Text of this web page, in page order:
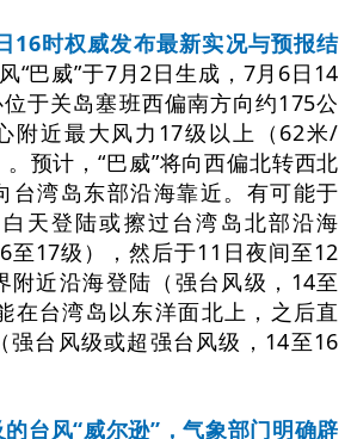
16时权威发布最新实况与预报结
“巴威”于7月2日生成，7月6日14
位于关岛塞班西偏南方向约175公
附近最大风力17级以上（62米/
预计，“巴威”将向西偏北转西北
台湾岛东部沿海靠近。有可能于
天登陆或擦过台湾岛北部沿海
至17级），然后于11日夜间至12
附近沿海登陆（强台风级，14至
在台湾岛以东洋面北上，之后直
强台风级或超强台风级，14至16
台风“威尔逊”，气象部门明确辟